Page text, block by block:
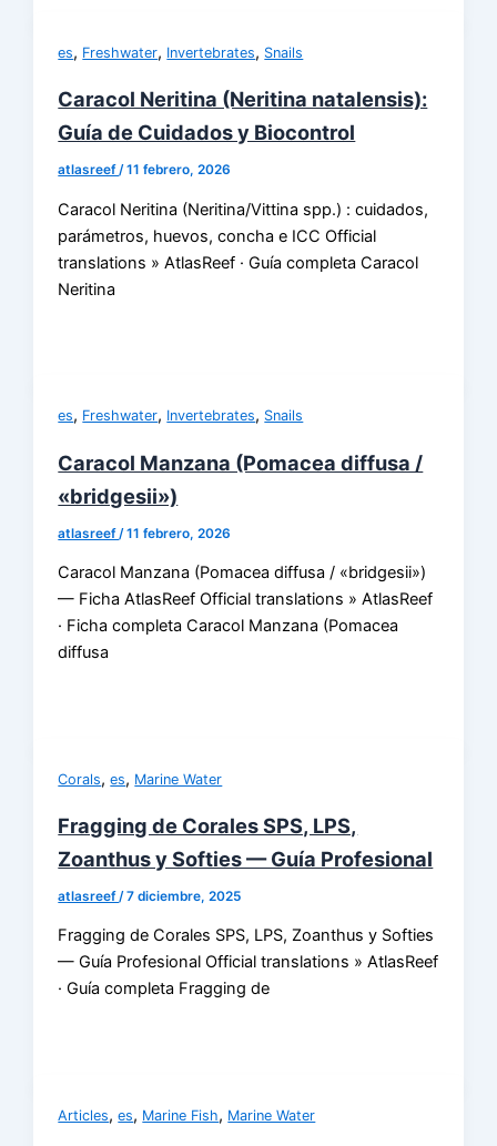
es, Freshwater, Invertebrates, Snails
Caracol Neritina (Neritina natalensis):
Guía de Cuidados y Biocontrol
atlasreef/11 febrero, 2026
Caracol Neritina (Neritina/Vittina spp.) : cuidados,
parámetros, huevos, concha e ICC Official
translations » AtlasReef · Guía completa Caracol
Neritina
es, Freshwater, Invertebrates, Snails
Caracol Manzana (Pomacea diffusa /
«bridgesii»)
atlasreef /11 febrero, 2026
Caracol Manzana (Pomacea diffusa / «bridgesii»)
— Ficha AtlasReef Official translations » AtlasReef
· Ficha completa Caracol Manzana (Pomacea
diffusa
Corals,es, Marine Water
Fragging de Corales SPS, LPS,
Zoanthus y Softies — Guía Profesional
atlasreef/7 diciembre, 2025
Fragging de Corales SPS, LPS, Zoanthus y Softies
— Guía Profesional Official translations » AtlasReef
· Guía completa Fragging de
Articles,es, Marine Fish, Marine Water